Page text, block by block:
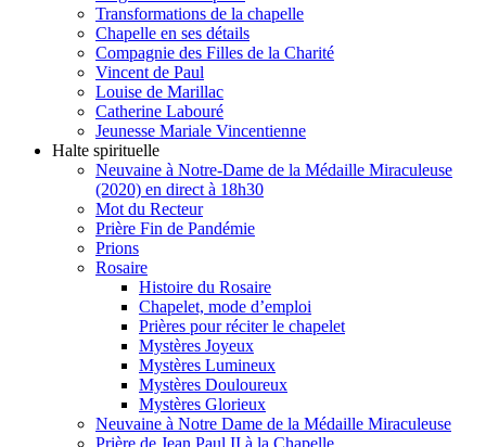
Transformations de la chapelle
Chapelle en ses détails
Compagnie des Filles de la Charité
Vincent de Paul
Louise de Marillac
Catherine Labouré
Jeunesse Mariale Vincentienne
Halte spirituelle
Neuvaine à Notre-Dame de la Médaille Miraculeuse
(2020) en direct à 18h30
Mot du Recteur
Prière Fin de Pandémie
Prions
Rosaire
Histoire du Rosaire
Chapelet, mode d’emploi
Prières pour réciter le chapelet
Mystères Joyeux
Mystères Lumineux
Mystères Douloureux
Mystères Glorieux
Neuvaine à Notre Dame de la Médaille Miraculeuse
Prière de Jean Paul II à la Chapelle